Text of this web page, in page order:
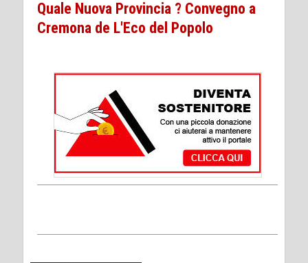
Quale Nuova Provincia ? Convegno a
Cremona de L'Eco del Popolo